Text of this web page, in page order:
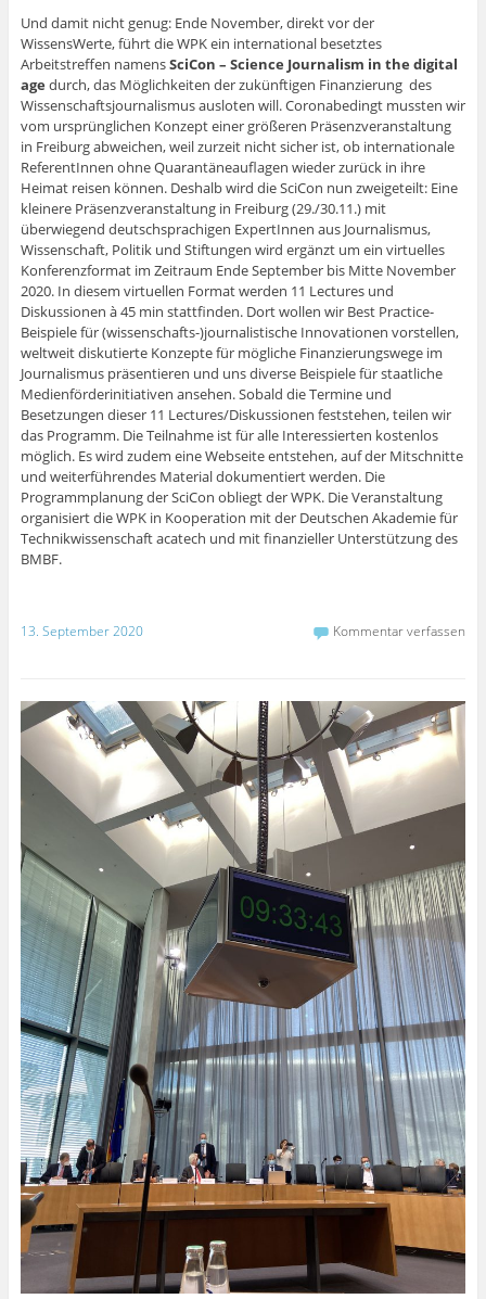
Und damit nicht genug: Ende November, direkt vor der
WissensWerte, führt die WPK ein international besetztes
Arbeitstreffen namensSciCon – Science Journalism in the digital
age durch, das Möglichkeiten der zukünftigen Finanzierung des
Wissenschaftsjournalismus ausloten will. Coronabedingt mussten wir
vom ursprünglichen Konzept einer größeren Präsenzveranstaltung
in Freiburg abweichen, weil zurzeit nicht sicher ist, ob internationale
ReferentInnen ohne Quarantäneauflagen wieder zurück in ihre
Heimat reisen können. Deshalb wird die SciCon nun zweigeteilt: Eine
kleinere Präsenzveranstaltung in Freiburg (29./30.11.) mit
überwiegend deutschsprachigen ExpertInnen aus Journalismus,
Wissenschaft, Politik und Stiftungen wird ergänzt um ein virtuelles
Konferenzformat im Zeitraum Ende September bis Mitte November
2020. In diesem virtuellen Format werden 11 Lectures und
Diskussionen à 45 min stattfinden. Dort wollen wir Best Practice-
Beispiele für (wissenschafts-)journalistische Innovationen vorstellen,
weltweit diskutierte Konzepte für mögliche Finanzierungswege im
Journalismus präsentieren und uns diverse Beispiele für staatliche
Medienförderinitiativen ansehen. Sobald die Termine und
Besetzungen dieser 11 Lectures/Diskussionen feststehen, teilen wir
das Programm. Die Teilnahme ist für alle Interessierten kostenlos
möglich. Es wird zudem eine Webseite entstehen, auf der Mitschnitte
und weiterführendes Material dokumentiert werden. Die
Programmplanung der SciCon obliegt der WPK. Die Veranstaltung
organisiert die WPK in Kooperation mit der Deutschen Akademie für
Technikwissenschaft acatech und mit finanzieller Unterstützung des
BMBF.
13. September 2020 Kommentar verfassen